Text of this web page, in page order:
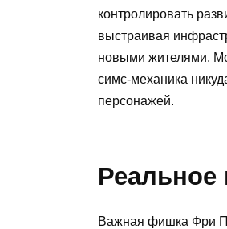
контролировать
выстраивая
новыми жителями.
симс-механика
персонажей.
Реальное
Важная фишка Фри